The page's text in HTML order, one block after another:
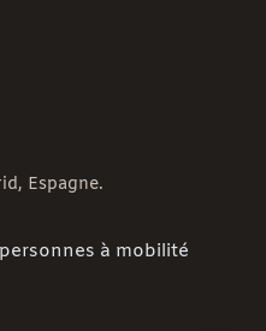
Espagne.
à mobilité